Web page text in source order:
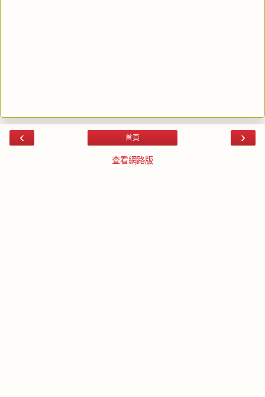
‹ ›
首頁
查看網路版